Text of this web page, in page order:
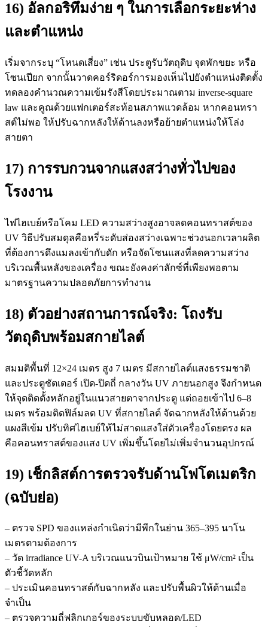
16) อัลกอริทึมง่าย ๆ ในการเลือกระยะห่าง
และตำแหน่ง
เริ่มจากระบุ “โหนดเสี่ยง” เช่น ประตูรับวัตถุดิบ จุดพักขยะ หรือ
โซนเปียก จากนั้นวาดคอร์ริดอร์การมองเห็นไปยังตำแหน่งติดตั้ง
ทดลองคำนวณความเข้มรังสีโดยประมาณตาม inverse-square
law และคูณด้วยแฟกเตอร์สะท้อนสภาพแวดล้อม หากคอนทรา
สต์ไม่พอ ให้ปรับฉากหลังให้ด้านลงหรือย้ายตำแหน่งให้โล่ง
สายตา
17) การรบกวนจากแสงสว่างทั่วไปของ
โรงงาน
ไฟไฮเบย์หรือโคม LED ความสว่างสูงอาจลดคอนทราสต์ของ
UV วิธีปรับสมดุลคือหรี่ระดับส่องสว่างเฉพาะช่วงนอกเวลาผลิต
ที่ต้องการดึงแมลงเข้ากับดัก หรือจัดโซนแสงที่ลดความสว่าง
บริเวณพื้นหลังของเครื่อง ขณะยังคงค่าลักซ์ที่เพียงพอตาม
มาตรฐานความปลอดภัยการทำงาน
18) ตัวอย่างสถานการณ์จริง: โถงรับ
วัตถุดิบพร้อมสกายไลต์
สมมติพื้นที่ 12×24 เมตร สูง 7 เมตร มีสกายไลต์แสงธรรมชาติ
และประตูชัตเตอร์ เปิด-ปิดถี่ กลางวัน UV ภายนอกสูง จึงกำหนด
ให้จุดติดตั้งหลักอยู่ในแนวสายตาจากประตู แต่ถอยเข้าไป 6–8
เมตร พร้อมติดฟิล์มลด UV ที่สกายไลต์ จัดฉากหลังให้ด้านด้วย
แผงสีเข้ม ปรับทิศไฮเบย์ให้ไม่สาดแสงใส่ตัวเครื่องโดยตรง ผล
คือคอนทราสต์ของแสง UV เพิ่มขึ้นโดยไม่เพิ่มจำนวนอุปกรณ์
19) เช็กลิสต์การตรวจรับด้านโฟโตเมตริก
(ฉบับย่อ)
– ตรวจ SPD ของแหล่งกำเนิดว่ามีพีกในย่าน 365–395 นาโน
เมตรตามต้องการ
– วัด irradiance UV-A บริเวณแนวบินเป้าหมาย ใช้ μW/cm² เป็น
ตัวชี้วัดหลัก
– ประเมินคอนทราสต์กับฉากหลัง และปรับพื้นผิวให้ด้านเมื่อ
จำเป็น
– ตรวจความถี่ฟลิกเกอร์ของระบบขับหลอด/LED